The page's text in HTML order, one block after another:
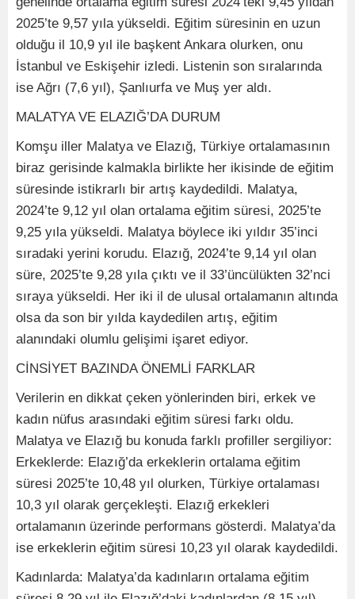
2025’te 9,57 yıla yükseldi. Eğitim süresinin en uzun
olduğu il 10,9 yıl ile başkent Ankara olurken, onu
İstanbul ve Eskişehir izledi. Listenin son sıralarında
ise Ağrı (7,6 yıl), Şanlıurfa ve Muş yer aldı.
MALATYA VE ELAZIĞ’DA DURUM
Komşu iller Malatya ve Elazığ, Türkiye ortalamasının
biraz gerisinde kalmakla birlikte her ikisinde de eğitim
süresinde istikrarlı bir artış kaydedildi. Malatya,
2024’te 9,12 yıl olan ortalama eğitim süresi, 2025’te
9,25 yıla yükseldi. Malatya böylece iki yıldır 35’inci
sıradaki yerini korudu. Elazığ, 2024’te 9,14 yıl olan
süre, 2025’te 9,28 yıla çıktı ve il 33’üncülükten 32’nci
sıraya yükseldi. Her iki il de ulusal ortalamanın altında
olsa da son bir yılda kaydedilen artış, eğitim
alanındaki olumlu gelişimi işaret ediyor.
CİNSİYET BAZINDA ÖNEMLİ FARKLAR
Verilerin en dikkat çeken yönlerinden biri, erkek ve
kadın nüfus arasındaki eğitim süresi farkı oldu.
Malatya ve Elazığ bu konuda farklı profiller sergiliyor:
Erkeklerde: Elazığ’da erkeklerin ortalama eğitim
süresi 2025’te 10,48 yıl olurken, Türkiye ortalaması
10,3 yıl olarak gerçekleşti. Elazığ erkekleri
ortalamanın üzerinde performans gösterdi. Malatya’da
ise erkeklerin eğitim süresi 10,23 yıl olarak kaydedildi.
Kadınlarda: Malatya’da kadınların ortalama eğitim